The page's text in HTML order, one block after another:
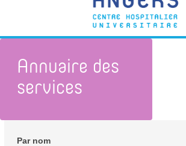
Annuaire des
services
Mon statut à l’internat
Par nom